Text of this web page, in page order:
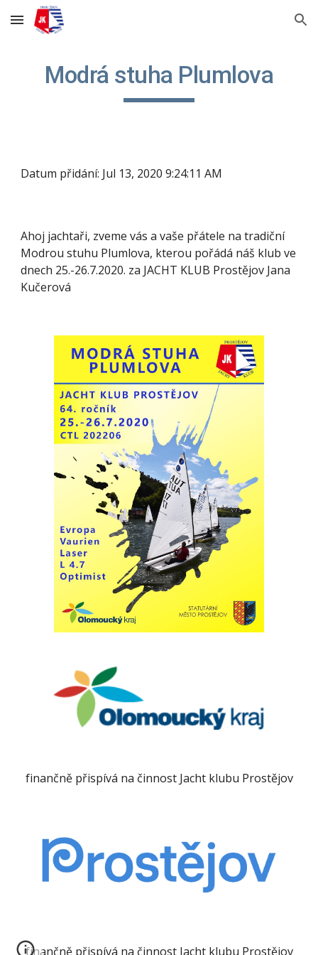
Skip to main content Skip to navigation
Modrá stuha Plumlova
Datum přidání: Jul 13, 2020 9:24:11 AM
Ahoj jachtaři, zveme vás a vaše přátele na tradiční
Modrou stuhu Plumlova, kterou pořádá náš klub ve
dnech 25.-26.7.2020. za JACHT KLUB Prostějov Jana
Kučerová
finančně přispívá na činnost Jacht klubu Prostějov
finančně přispívá na činnost Jacht klubu Prostějov